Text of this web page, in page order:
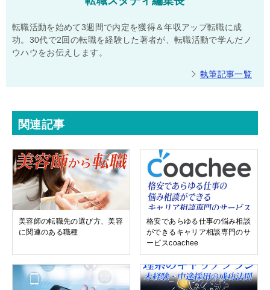
転職活動を始めて3週間で内定を獲得＆年収アップ転職に成
功。30代で2回の転職を経験した著者が、転職活動で学んだノ
ウハウをお伝えします。
執筆記事一覧
関連記事
美容師の転職先の選び方、美容
に関連のある職種
格安であらゆる仕事の悩み相談
ができるキャリア相談専門のサ
ービスcoachee